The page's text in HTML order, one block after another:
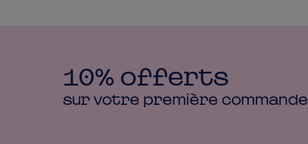
10% offerts
sur votre première commande